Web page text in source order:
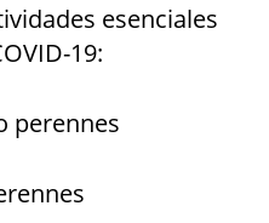
esenciales
19:
perennes